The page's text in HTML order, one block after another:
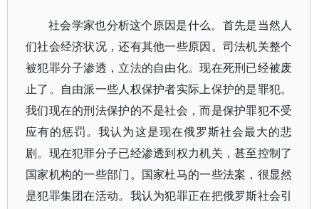
社会学家也分析这个原因是什么。首先是当然人
们社会经济状况，还有其他一些原因。司法机关整个
被犯罪分子渗透，立法的自由化。现在死刑已经被废
止了。自由派一些人权保护者实际上保护的是罪犯。
我们现在的刑法保护的不是社会，而是保护罪犯不受
应有的惩罚。我认为这是现在俄罗斯社会最大的悲
剧。现在犯罪分子已经渗透到权力机关，甚至控制了
国家机构的一些部门。国家杜马的一些法案，很显然
是犯罪集团在活动。我认为犯罪正在把俄罗斯社会引